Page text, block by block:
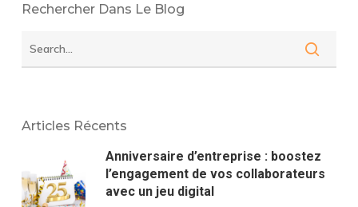
Rechercher Dans Le Blog
Articles Récents
Anniversaire d’entreprise : boostez
l’engagement de vos collaborateurs
avec un jeu digital